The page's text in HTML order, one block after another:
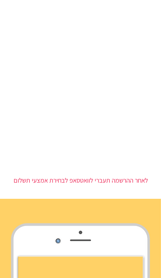
לאחר ההרשמה תעברי לוואטסאפ לבחירת אמצעי תשלום